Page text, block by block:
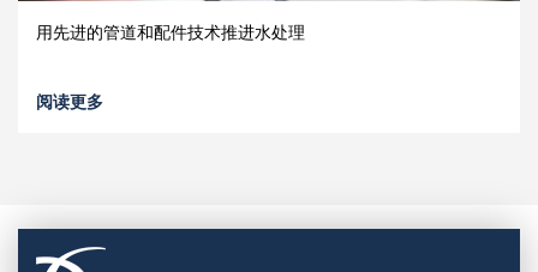
用先进的管道和配件技术推进水处理
阅读更多